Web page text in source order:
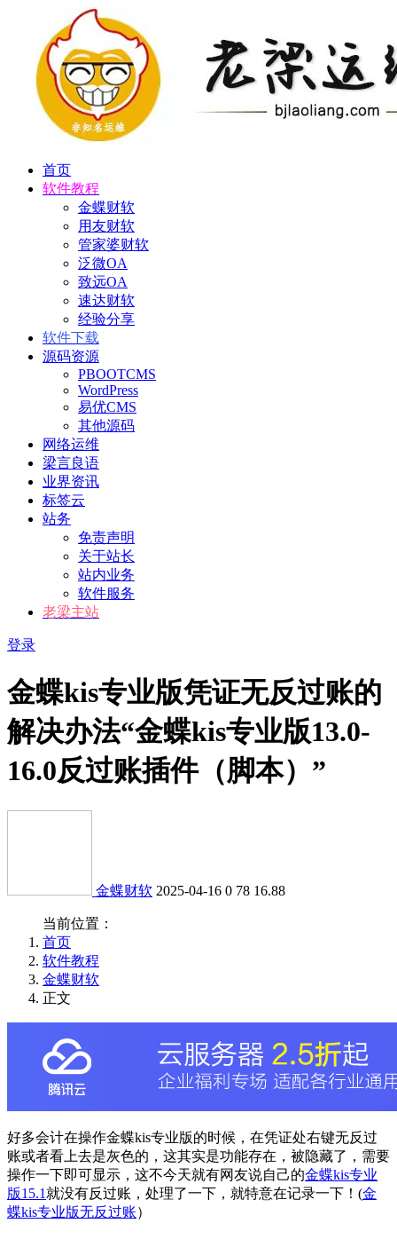
首页
软件教程
金蝶财软
用友财软
管家婆财软
泛微OA
致远OA
速达财软
经验分享
软件下载
源码资源
PBOOTCMS
WordPress
易优CMS
其他源码
网络运维
梁言良语
业界资讯
标签云
站务
免责声明
关于站长
站内业务
软件服务
老梁主站
登录
金蝶kis专业版凭证无反过账的
解决办法“金蝶kis专业版13.0-
16.0反过账插件（脚本）”
金蝶财软 2025-04-16 0 78 16.88
当前位置：
首页
软件教程
金蝶财软
正文
好多会计在操作金蝶kis专业版的时候，在凭证处右键无反过
账或者看上去是灰色的，这其实是功能存在，被隐藏了，需要
操作一下即可显示，这不今天就有网友说自己的金蝶kis专业
版15.1 就没有反过账，处理了一下，就特意在记录一下！(金
蝶kis专业版无反过账）